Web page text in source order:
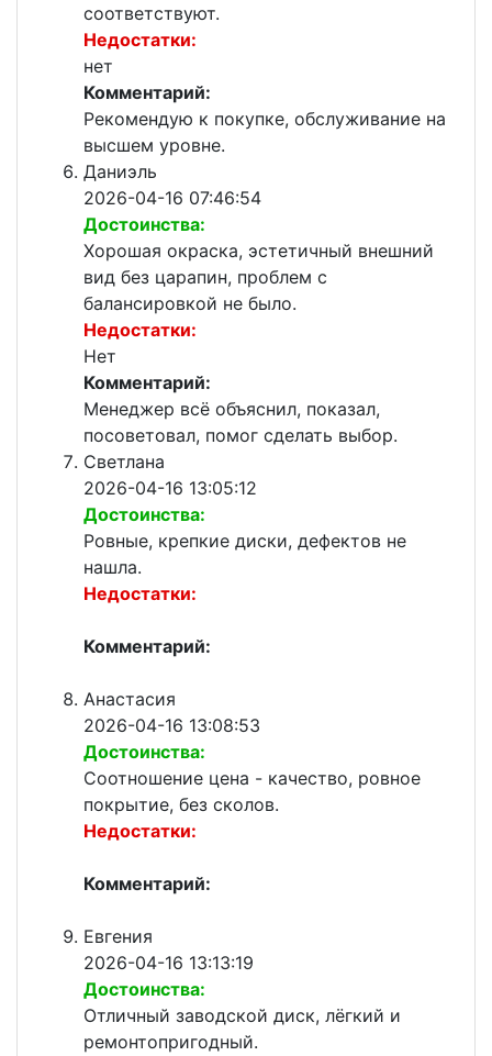
соответствуют.
Недостатки:
нет
Комментарий:
Рекомендую к покупке, обслуживание на
высшем уровне.
Даниэль
2026-04-16 07:46:54
Достоинства:
Хорошая окраска, эстетичный внешний
вид без царапин, проблем с
балансировкой не было.
Недостатки:
Нет
Комментарий:
Менеджер всё объяснил, показал,
посоветовал, помог сделать выбор.
Светлана
2026-04-16 13:05:12
Достоинства:
Ровные, крепкие диски, дефектов не
нашла.
Недостатки:
Комментарий:
Анастасия
2026-04-16 13:08:53
Достоинства:
Соотношение цена - качество, ровное
покрытие, без сколов.
Недостатки:
Комментарий:
Евгения
2026-04-16 13:13:19
Достоинства:
Отличный заводской диск, лёгкий и
ремонтопригодный.